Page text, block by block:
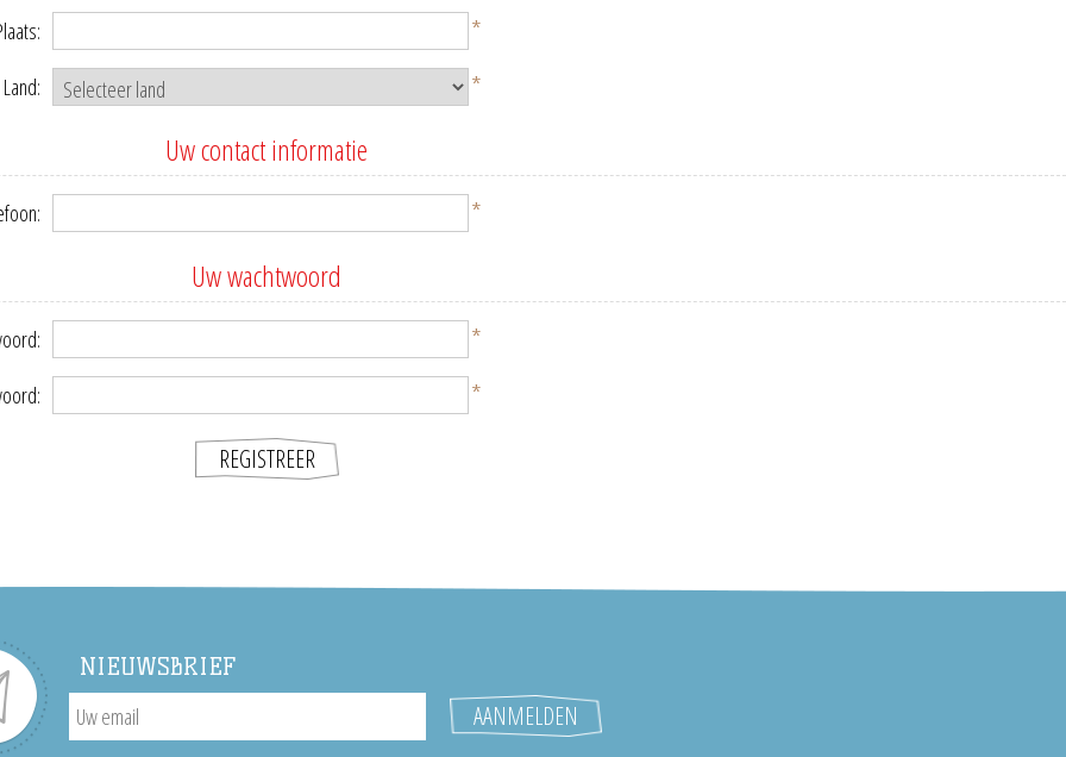
*
Land:
*
Uw contact informatie
*
Uw wachtwoord
*
*
NIEUWSBRIEF